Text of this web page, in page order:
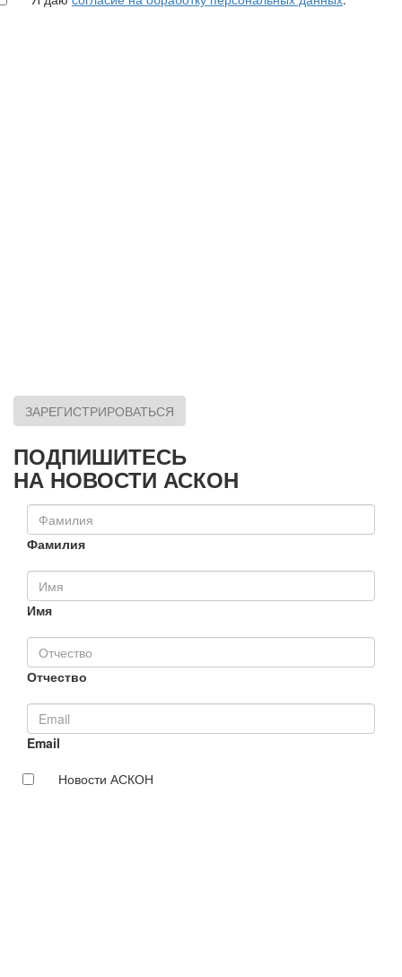
ЗАРЕГИСТРИРОВАТЬСЯ
ПОДПИШИТЕСЬ
НА НОВОСТИ АСКОН
Фамилия
Имя
Отчество
Email
Новости АСКОН